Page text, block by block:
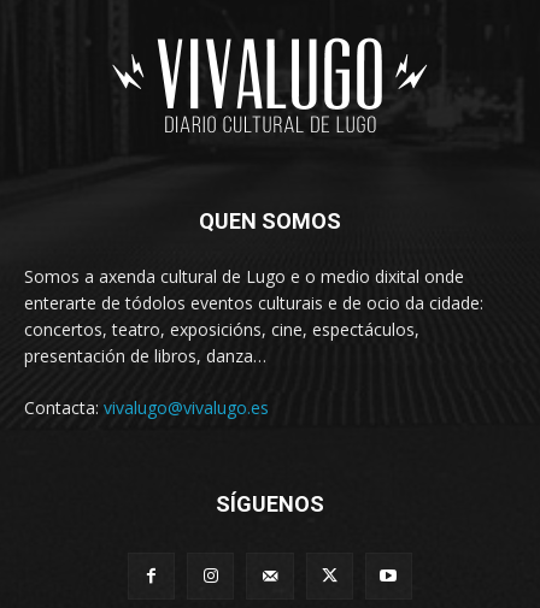
QUEN SOMOS
Somos a axenda cultural de Lugo e o medio dixital onde
enterarte de tódolos eventos culturais e de ocio da cidade:
concertos, teatro, exposicións, cine, espectáculos,
presentación de libros, danza…
Contacta: vivalugo@vivalugo.es
SÍGUENOS